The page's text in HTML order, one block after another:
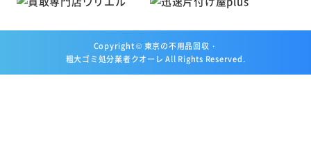
Copyright © 東京の不用品回収・
粗大ゴミ処分業者クオーレ All Rights Reserved.